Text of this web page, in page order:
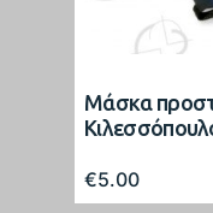
Μάσκα
€5.00